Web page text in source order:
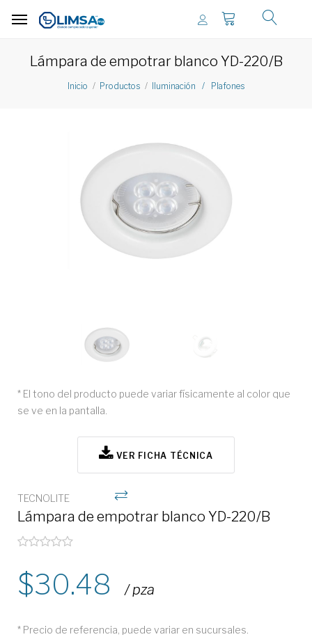
Lámpara de empotrar blanco YD-220/B
Inicio Productos Iluminación / Plafones
* El tono del producto puede variar físicamente al color que
se ve en la pantalla.
VER FICHA TÉCNICA
TECNOLITE
Lámpara de empotrar blanco YD-220/B
30.48 / pza
* Precio de referencia, puede variar en sucursales.